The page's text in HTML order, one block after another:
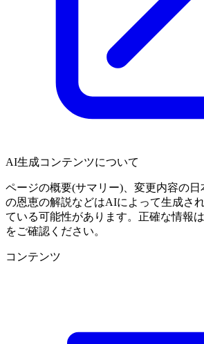
AI生成コンテンツについて
ページの概要(サマリー)、変更内容の
の恩恵の解説などはAIによって生成さ
ている可能性があります。正確な情報は
をご確認ください。
コンテンツ